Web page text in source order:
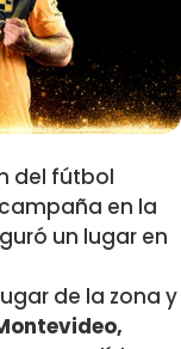
del fútbol
en la
un lugar en
de la zona y